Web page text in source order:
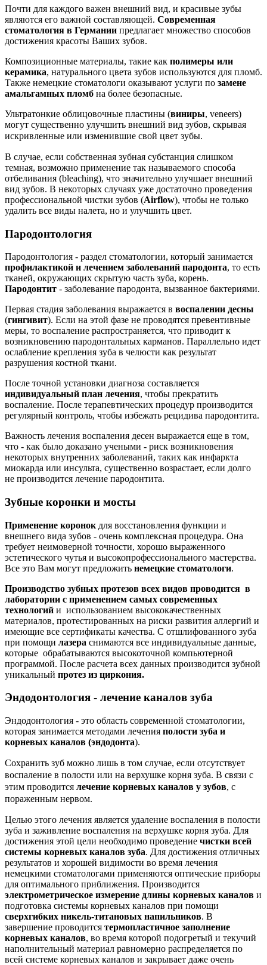
Почти для каждого важен внешний вид, и красивые зубы
являются его важной составляющей. Современная
стоматология в Германии предлагает множество способов
достижения красоты Ваших зубов.
Композиционные материалы, такие как полимеры или
керамика, натурального цвета зубов используются для пломб.
Также немецкие стоматологи оказывают услуги по замене
амальгамных пломб на более безопасные.
Ультратонкие облицовочные пластины (виниры, veneers)
могут существенно улучшить внешний вид зубов, скрывая
искривленные или изменившие свой цвет зубы.
В случае, если собственная зубная субстанция слишком
темная, возможно применение так называемого способа
отбеливания (bleaching), что значительно улучшает внешний
вид зубов. В некоторых случаях уже достаточно проведения
профессиональной чистки зубов (Airflow), чтобы не только
удалить все виды налета, но и улучшить цвет.
Пародонтология
Пародонтология - раздел стоматологии, который занимается
профилактикой и лечением заболеваний пародонта, то есть
тканей, окружающих скрытую часть зуба, корень.
Пародонтит - заболевание пародонта, вызванное бактериями.
Первая стадия заболевания выражается в воспалении десны
(гингивит). Если на этой фазе не проводятся превентивные
меры, то воспаление распространяется, что приводит к
возникновению пародонтальных карманов. Параллельно идет
ослабление крепления зуба в челюсти как результат
разрушения костной ткани.
После точной установки диагноза составляется
индивидуальный план лечения, чтобы прекратить
воспаление. После терапевтических процедур производится
регулярный контроль, чтобы избежать рецидива пародонтита.
Важность лечения воспаления десен выражается еще в том,
что - как было доказано учеными - риск возникновения
некоторых внутренних заболеваний, таких как инфаркта
миокарда или инсульта, существенно возрастает, если долго
не производится лечение пародонтита.
Зубные коронки и мосты
Применение коронок для восстановления функции и
внешнего вида зубов - очень комплексная процедура. Она
требует неимоверной точности, хорошо выраженного
эстетического чутья и высокопрофессионального мастерства.
Все это Вам могут предложить немецкие стоматологи.
Производство зубных протезов всех видов проводится в
лаборатории с применением самых современных
технологий и использованием высококачественных
материалов, протестированных на риски развития аллергий и
имеющие все сертификаты качества. С отшлифованного зуба
при помощи лазера снимаются все индивидуальные данные,
которые обрабатываются высокоточной компьютерной
программой. После расчета всех данных производится зубной
уникальный протез из циркония.
Эндодонтология - лечение каналов зуба
Эндодонтология - это область современной стоматологии,
которая занимается методами лечения полости зуба и
корневых каналов (эндодонта).
Сохранить зуб можно лишь в том случае, если отсутствует
воспаление в полости или на верхушке корня зуба. В связи с
этим проводится лечение корневых каналов у зубов, с
пораженным нервом.
Целью этого лечения является удаление воспаления в полости
зуба и заживление воспаления на верхушке корня зуба. Для
достижения этой цели необходимо проведение чистки всей
системы корневых каналов зуба. Для достижения отличных
результатов и хорошей видимости во время лечения
немецкими стоматологами применяются оптические приборы
для оптимального приближения. Производится
электрометрическое измерение длины корневых каналов и
подготовка системы корневых каналов при помощи
сверхгибких никель-титановых напильников. В
завершение проводится термопластичное заполнение
корневых каналов, во время которой подогретый и текучий
наполнительный материал равномерно распределяется по
всей системе корневых каналов и закрывает даже очень